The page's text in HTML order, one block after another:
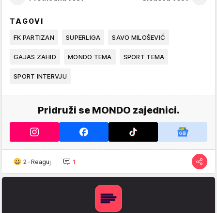
TAGOVI
FK PARTIZAN SUPERLIGA SAVO MILOŠEVIĆ
GAJAS ZAHID MONDO TEMA SPORT TEMA
SPORT INTERVJU
Pridruži se MONDO zajednici.
2 · Reaguj 1